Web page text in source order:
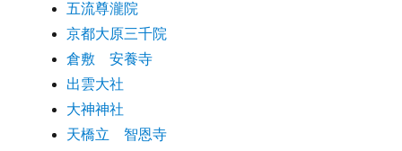
五流尊瀧院
京都大原三千院
倉敷 安養寺
出雲大社
大神神社
天橋立 智恩寺